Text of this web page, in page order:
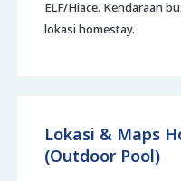
ELF/Hiace. Kendaraan
lokasi homestay.
Lokasi & Maps
(Outdoor Pool)